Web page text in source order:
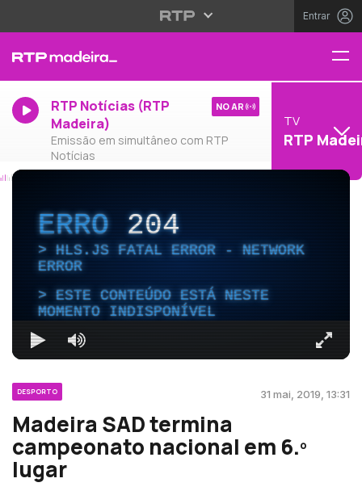
Entrar
RTP Notícias (RTP
Madeira)
Emissão em simultâneo com RTP
Notícias
NO AR
TV
RTP
ERRO204
HLS.JS FATAL ERROR - NETWORK
ERROR
ESTE CONTEÚDO ESTÁ NESTE
MOMENTO INDISPONÍVEL
DESPORTO 31 mai, 2019, 13:31
Madeira SAD termina
campeonato nacional em 6.º
lugar